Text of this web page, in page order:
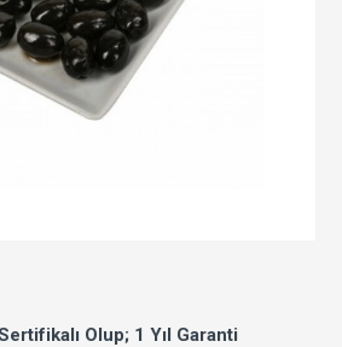
Olup; 1 Yıl Garanti